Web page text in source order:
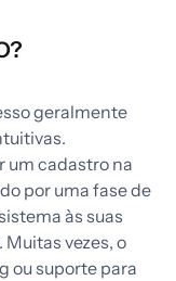
geralmente
um cadastro na
por uma fase de
às suas
vezes, o
ou suporte para